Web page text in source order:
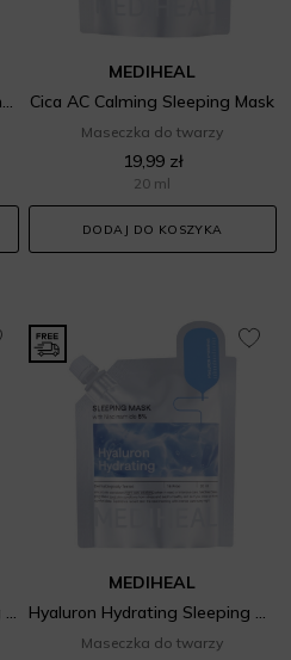
N.M.F Panthenol Soothing Ampoule Mask
MEDIHEAL
Cica AC Calming Sleeping Mask
Maseczka do twarzy
19,99 zł
20 ml
DODAJ DO KOSZYKA
Collagen Anti-Aging Sleeping Mask
MEDIHEAL
Hyaluron Hydrating Sleeping Mask
Maseczka do twarzy